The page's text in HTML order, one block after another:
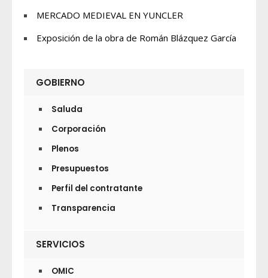
MERCADO MEDIEVAL EN YUNCLER
Exposición de la obra de Román Blázquez García
GOBIERNO
Saluda
Corporación
Plenos
Presupuestos
Perfil del contratante
Transparencia
SERVICIOS
OMIC